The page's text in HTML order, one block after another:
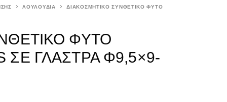
ΛΟΥΛΟΥΔΙΑ ΔΙΑΚΟΣΜΗΤΙΚΟ ΣΥΝΘΕΤΙΚΟ ΦΥΤΟ
ΦΥΤΟ
ΣΕ ΓΛΑΣΤΡΑ Φ9,5×9-